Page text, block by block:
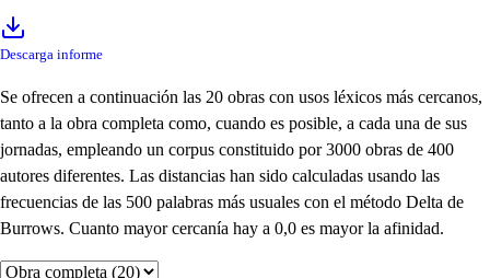
Descarga informe
Se ofrecen a continuación las 20 obras con usos léxicos más cercanos,
tanto a la obra completa como, cuando es posible, a cada una de sus
jornadas, empleando un corpus constituido por 3000 obras de 400
autores diferentes. Las distancias han sido calculadas usando las
frecuencias de las 500 palabras más usuales con el método Delta de
Burrows. Cuanto mayor cercanía hay a 0,0 es mayor la afinidad.